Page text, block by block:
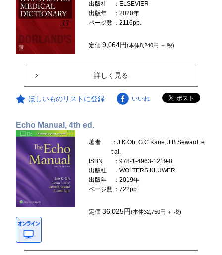
出版社
：ELSEVIER
出版年
：2020年
ページ数 ：2116pp.
定価9,064円(本体8,240円 ＋ 税)
詳しく見る
ほしいものリストに登録 いいね
Echo Manual, 4th ed.
著者
：J.K.Oh, G.C.Kane, J.B.Seward, e
t al.
ISBN
：978-1-4963-1219-8
出版社
：WOLTERS KLUWER
出版年
：2019年
ページ数 ：722pp.
定価36,025円(本体32,750円 ＋ 税)